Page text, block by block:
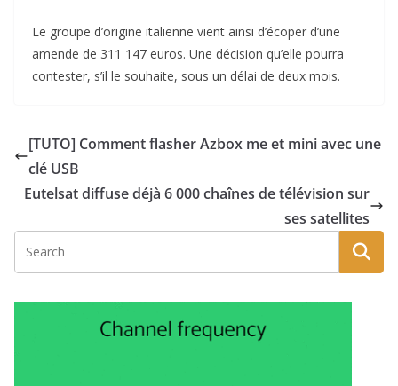
Le groupe d’origine italienne vient ainsi d’écoper d’une
amende de 311 147 euros. Une décision qu’elle pourra
contester, s’il le souhaite, sous un délai de deux mois.
[TUTO] Comment flasher Azbox me et mini avec une
clé USB
Eutelsat diffuse déjà 6 000 chaînes de télévision sur
ses satellites